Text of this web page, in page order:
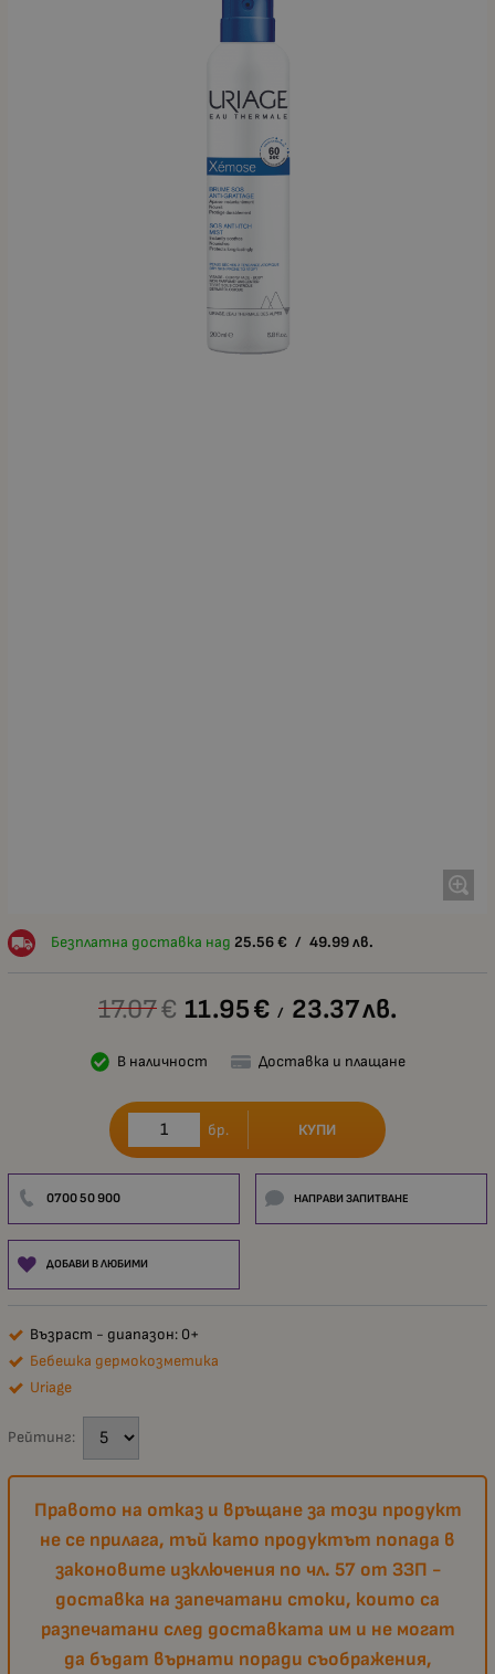
Безплатна доставка над 25.56 € / 49.99 лв.
17.07€ 11.95€ / 23.37лв.
В наличност Доставка и плащане
бр. КУПИ
0700 50 900 НАПРАВИ ЗАПИТВАНЕ
ДОБАВИ В ЛЮБИМИ
Възраст - диапазон: 0+
Бебешка дермокозметика
Uriage
Рейтинг:
Правото на отказ и връщане за този продукт
не се прилага, тъй като продуктът попада в
законовите изключения по чл. 57 от ЗЗП -
доставка на запечатани стоки, които са
разпечатани след доставката им и не могат
да бъдат върнати поради съображения,